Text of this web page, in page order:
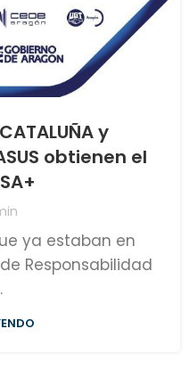
y
obtienen el
ya estaban en
Responsabilidad